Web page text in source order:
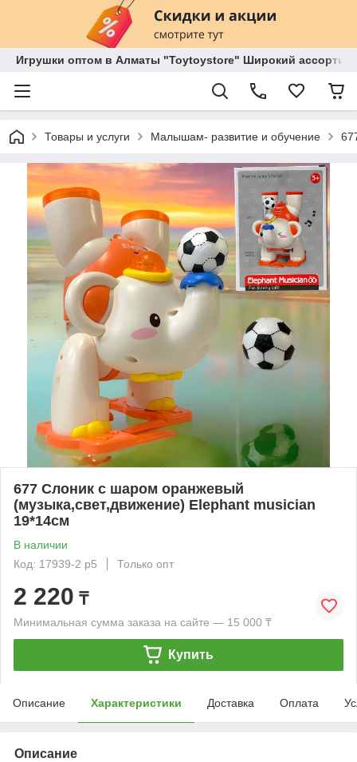
Игрушки оптом в Алматы "Toytoystore" Широкий
Товары и услуги Малышам- развитие и обучение
677 Слоник с шаром оранжевый
(музыка,свет,движение) Elephant musician
19*14см
В наличии
Код: 17939-2 р5
Только опт
2 220 ₸
Минимальная сумма заказа на сайте — 15 000 ₸
Купить
Описание Характеристики Доставка Оплата
Описание